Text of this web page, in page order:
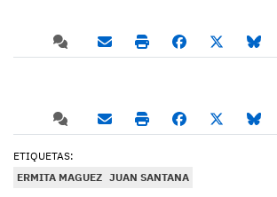
ETIQUETAS:
ERMITA MAGUEZ JUAN SANTANA